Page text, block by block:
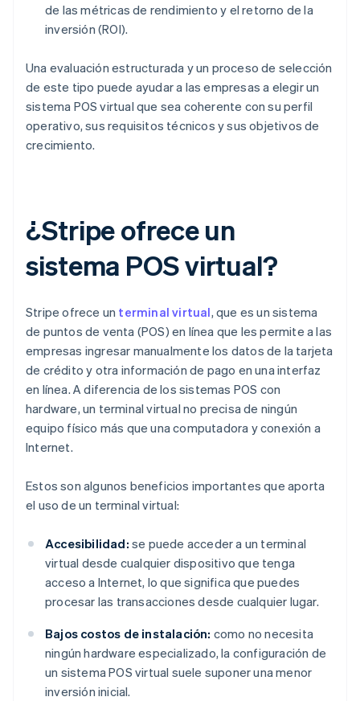
de las métricas de rendimiento y el retorno de la
inversión (ROI).
Una evaluación estructurada y un proceso de selección
de este tipo puede ayudar a las empresas a elegir un
sistema POS virtual que sea coherente con su perfil
operativo, sus requisitos técnicos y sus objetivos de
crecimiento.
¿Stripe ofrece un
sistema POS virtual?
Stripe ofrece un terminal virtual, que es un sistema
de puntos de venta (POS) en línea que les permite a las
empresas ingresar manualmente los datos de la tarjeta
de crédito y otra información de pago en una interfaz
en línea. A diferencia de los sistemas POS con
hardware, un terminal virtual no precisa de ningún
equipo físico más que una computadora y conexión a
Internet.
Estos son algunos beneficios importantes que aporta
el uso de un terminal virtual:
Accesibilidad: se puede acceder a un terminal
virtual desde cualquier dispositivo que tenga
acceso a Internet, lo que significa que puedes
procesar las transacciones desde cualquier lugar.
Bajos costos de instalación: como no necesita
ningún hardware especializado, la configuración de
un sistema POS virtual suele suponer una menor
inversión inicial.